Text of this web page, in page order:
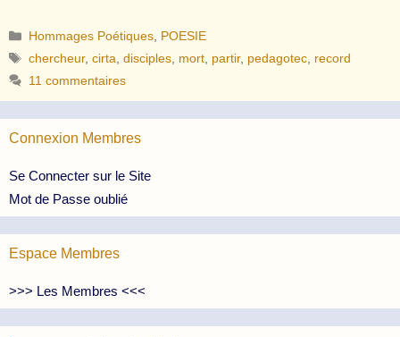
Catégories
Hommages Poétiques POESIE
Étiquettes
chercheur,cirta ,disciples mort partir, pedagotec record
11 commentaires
Connexion Membres
Se Connecter sur le Site
Mot de Passe oublié
Espace Membres
>>> Les Membres <<<